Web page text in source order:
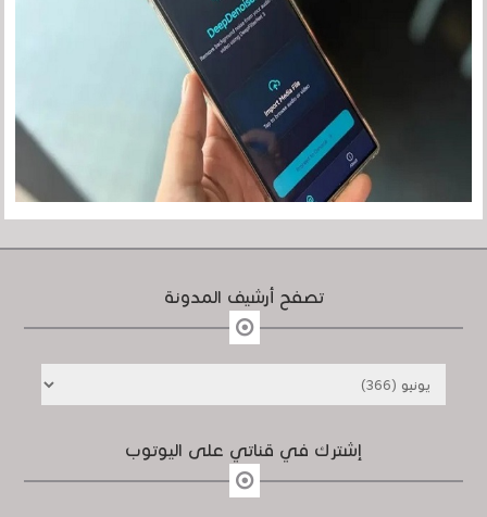
تصفح أرشيف المدونة
إشترك في قناتي على اليوتوب